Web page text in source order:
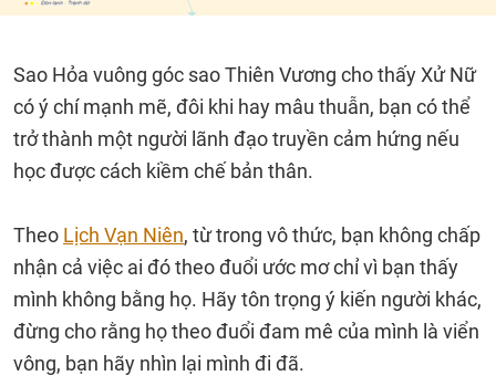
Sao Hỏa vuông góc sao Thiên Vương cho thấy Xử Nữ
có ý chí mạnh mẽ, đôi khi hay mâu thuẫn, bạn có thể
trở thành một người lãnh đạo truyền cảm hứng nếu
học được cách kiềm chế bản thân.
Theo Lịch Vạn Niên, từ trong vô thức, bạn không chấp
nhận cả việc ai đó theo đuổi ước mơ chỉ vì bạn thấy
mình không bằng họ. Hãy tôn trọng ý kiến người khác,
đừng cho rằng họ theo đuổi đam mê của mình là viển
vông, bạn hãy nhìn lại mình đi đã.